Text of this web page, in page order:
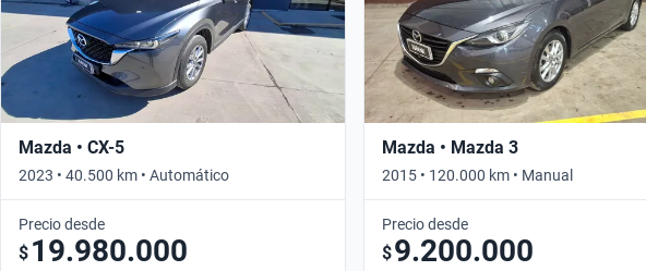
Mazda • CX-5
2023 • 40.500 km • Automático
Precio desde
$ 19.980.000
Mazda • Mazda 3
2015 • 120.000 km • Manual
Precio desde
$9.200.000